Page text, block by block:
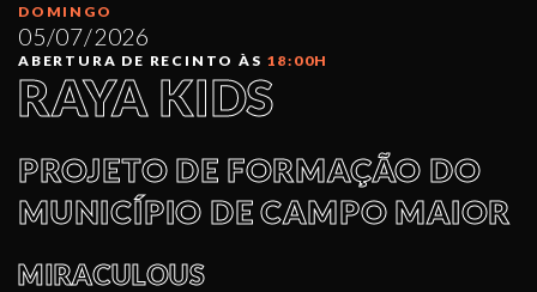
DOMINGO
05/07/2026
ABERTURA DE RECINTO ÀS 18:00H
RAYA KIDS
PROJETO DE FORMAÇÃO DO
MUNICÍPIO DE CAMPO MAIOR
MIRACULOUS